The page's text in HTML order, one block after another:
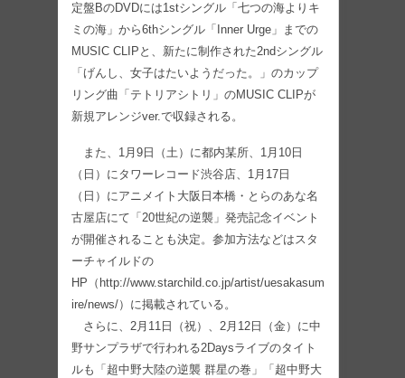
定盤BのDVDには1stシングル「七つの海よりキ
ミの海」から6thシングル「Inner Urge」までの
MUSIC CLIPと、新たに制作された2ndシングル
「げんし、女子はたいようだった。」のカップ
リング曲「テトリアシトリ」のMUSIC CLIPが
新規アレンジver.で収録される。
また、1月9日（土）に都内某所、1月10日
（日）にタワーレコード渋谷店、1月17日
（日）にアニメイト大阪日本橋・とらのあな名
古屋店にて「20世紀の逆襲」発売記念イベント
が開催されることも決定。参加方法などはスタ
ーチャイルドの
HP（http://www.starchild.co.jp/artist/uesakasum
ire/news/）に掲載されている。
さらに、2月11日（祝）、2月12日（金）に中
野サンプラザで行われる2Daysライブのタイト
ルも「超中野大陸の逆襲 群星の巻」「超中野大